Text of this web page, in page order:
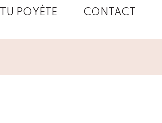
POYÈTE CONTACT